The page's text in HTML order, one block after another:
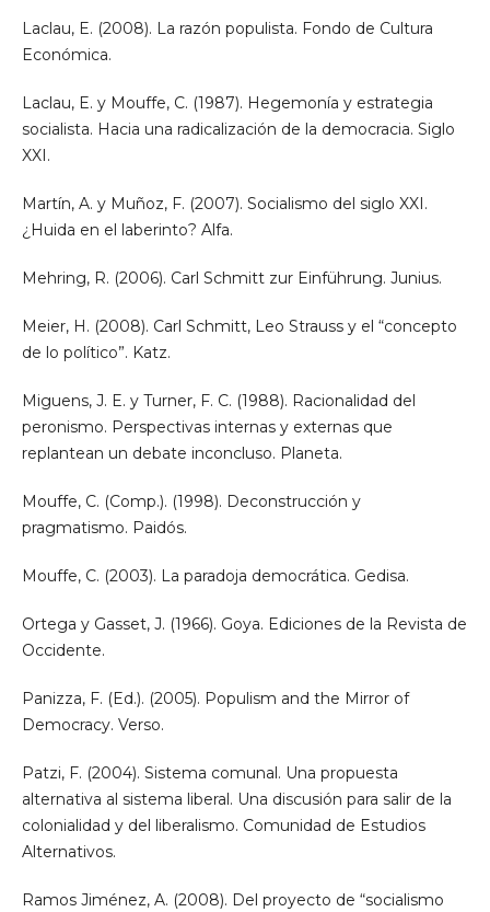
Laclau, E. (2008). La razón populista. Fondo de Cultura
Económica.
Laclau, E. y Mouffe, C. (1987). Hegemonía y estrategia
socialista. Hacia una radicalización de la democracia. Siglo
XXI.
Martín, A. y Muñoz, F. (2007). Socialismo del siglo XXI.
¿Huida en el laberinto? Alfa.
Mehring, R. (2006). Carl Schmitt zur Einführung. Junius.
Meier, H. (2008). Carl Schmitt, Leo Strauss y el “concepto
de lo político”. Katz.
Miguens, J. E. y Turner, F. C. (1988). Racionalidad del
peronismo. Perspectivas internas y externas que
replantean un debate inconcluso. Planeta.
Mouffe, C. (Comp.). (1998). Deconstrucción y
pragmatismo. Paidós.
Mouffe, C. (2003). La paradoja democrática. Gedisa.
Ortega y Gasset, J. (1966). Goya. Ediciones de la Revista de
Occidente.
Panizza, F. (Ed.). (2005). Populism and the Mirror of
Democracy. Verso.
Patzi, F. (2004). Sistema comunal. Una propuesta
alternativa al sistema liberal. Una discusión para salir de la
colonialidad y del liberalismo. Comunidad de Estudios
Alternativos.
Ramos Jiménez, A. (2008). Del proyecto de “socialismo